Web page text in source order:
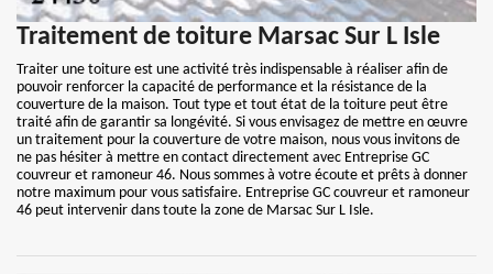
Traitement de toiture Marsac Sur L Isle
Traiter une toiture est une activité très indispensable à réaliser afin de
pouvoir renforcer la capacité de performance et la résistance de la
couverture de la maison. Tout type et tout état de la toiture peut être
traité afin de garantir sa longévité. Si vous envisagez de mettre en œuvre
un traitement pour la couverture de votre maison, nous vous invitons de
ne pas hésiter à mettre en contact directement avec Entreprise GC
couvreur et ramoneur 46. Nous sommes à votre écoute et prêts à donner
notre maximum pour vous satisfaire. Entreprise GC couvreur et ramoneur
46 peut intervenir dans toute la zone de Marsac Sur L Isle.